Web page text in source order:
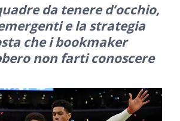
da tenere d’occhio,
e la strategia
che i bookmaker
non farti conoscere